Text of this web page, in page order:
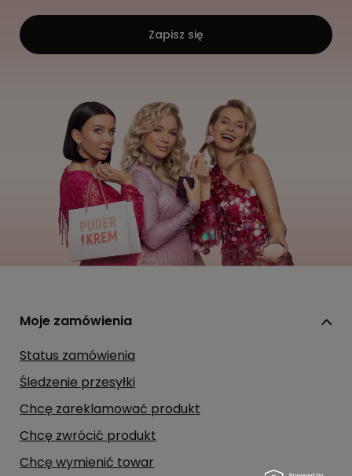
Zapisz się
Moje zamówienia
Status zamówienia
Śledzenie przesyłki
Chcę zareklamować produkt
Chcę zwrócić produkt
Chcę wymienić towar